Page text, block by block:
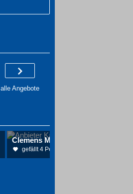
alle Angebote
Clemens Mandy Zahnärztin
gefällt 4 Personen